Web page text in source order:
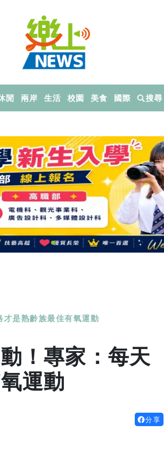
閒 兩岸 生活 校園 美食 國際 搜尋
是熟齡族最佳有氧運動
！專家：每天
運動
分享